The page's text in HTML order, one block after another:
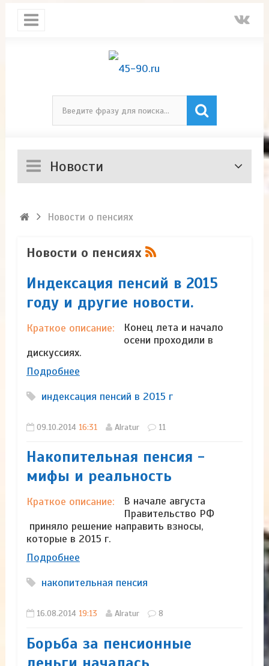
Новости
Новости о пенсиях
Новости о пенсиях
Индексация пенсий в 2015
году и другие новости.
Краткое описание:
Конец лета и начало
осени проходили в
дискуссиях.
Подробнее
индексация пенсий в 2015 г
09.10.2014 16:31 Alratur 11
Накопительная пенсия -
мифы и реальность
Краткое описание:
В начале августа
Правительство РФ
приняло решение направить взносы,
которые в 2015 г.
Подробнее
накопительная пенсия
16.08.2014 19:13 Alratur 8
Борьба за пенсионные